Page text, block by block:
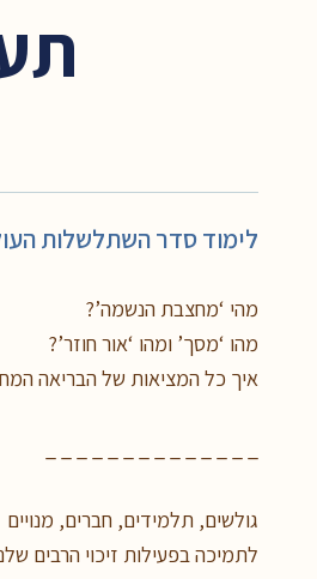
לימוד סדר השתלשלות
מהי ‘מחצבת הנשמה’?
מהו ‘מסך’ ומהו ‘אור חוזר’?
איך כל המציאות של הבריאה
גולשים, תלמידים, חברים, מנויים
לתמיכה בפעילות זיכוי הרבים